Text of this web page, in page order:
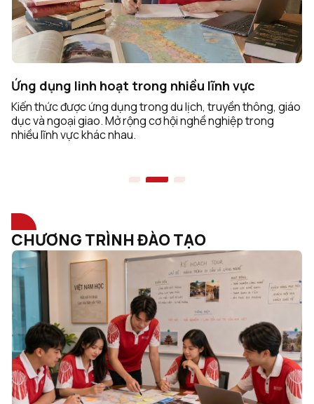
Học tập gắn với trải nghiệm thực tế
Sinh viên tham gia hoạt động thực tế, khảo sát văn hóa và
trải nghiệm địa phương. Giúp hiểu sâu và ứng dụng kiến
thức vào công việc.
CHƯƠNG TRÌNH ĐÀO TẠO